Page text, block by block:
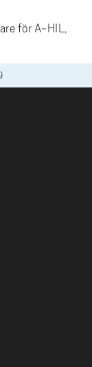
för A-HIL,